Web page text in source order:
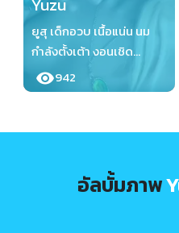
Yuzu
ยูสุ เด็กอวบ เนื้อแน่น นม
กำลังตั้งเต้า งอนเชิด
สวยงาม หลุดเด็กน่ารัก
Yuzu
942
อัลบั้มภาพ